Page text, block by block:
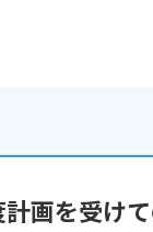
画を受けて